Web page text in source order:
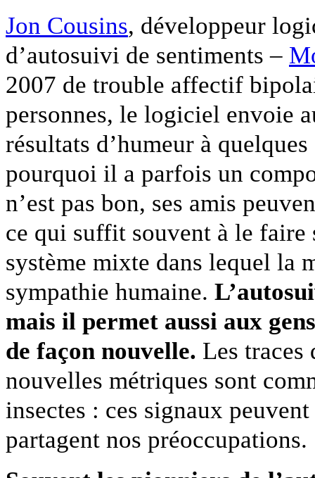
Jon Cousins, développeur
d’autosuivi de sentiments –
2007 de trouble affectif
personnes, le logiciel envoie
résultats d’humeur à
pourquoi il a parfois un
n’est pas bon, ses amis
ce qui suffit souvent à le faire
système mixte dans lequel la
sympathie humaine.
mais il permet aussi aux
de façon nouvelle. Les traces
nouvelles métriques sont
insectes : ces signaux
partagent nos préoccupations.